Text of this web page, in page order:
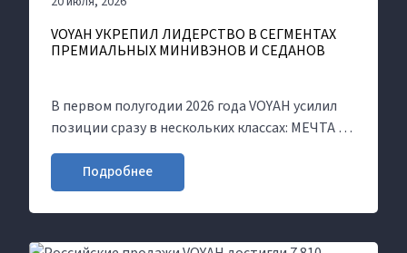
VOYAH УКРЕПИЛ ЛИДЕРСТВО В СЕГМЕНТАХ
ПРЕМИАЛЬНЫХ МИНИВЭНОВ И СЕДАНОВ
В первом полугодии 2026 года VOYAH усилил
позиции сразу в нескольких классах: МЕЧТА /
DREAM возглавила сегмент премиальных
минивэнов, а СТРАСТЬ / PASSION два месяца
подряд лидировала среди седанов.
Подробнее